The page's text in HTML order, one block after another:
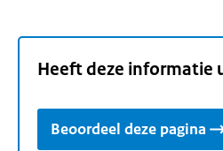
Heeft deze informatie
Beoordeel deze pagina